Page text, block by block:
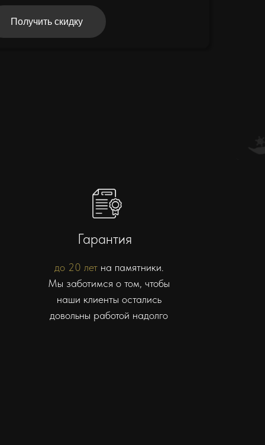
Получить скидку
Гарантия
до 20 летна памятники.
Мы заботимся о том, чтобы
наши клиенты остались
довольны работой надолго